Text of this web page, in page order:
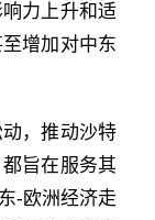
力上升和适
增加对中东
，推动沙特
旨在服务其
-欧洲经济走